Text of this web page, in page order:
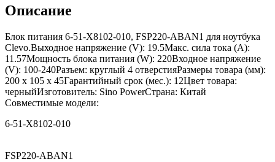
Описание
Блок питания 6-51-X8102-010, FSP220-ABAN1 для ноутбука
Clevo.Выходное напряжение (V): 19.5Макс. сила тока (A):
11.57Мощность блока питания (W): 220Входное напряжение
(V): 100-240Разъем: круглый 4 отверстияРазмеры товара (мм):
200 x 105 x 45Гарантийный срок (мес.): 12Цвет товара:
черныйИзготовитель: Sino PowerСтрана: Китай
Совместимые модели:
6-51-X8102-010
FSP220-ABAN1